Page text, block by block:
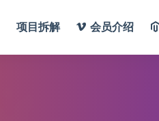
项目拆解 会员介绍